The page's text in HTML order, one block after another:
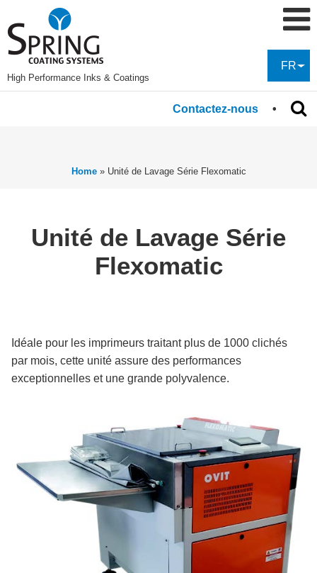
High Performance Inks & Coatings
FR
Contactez-nous
Home» Unité de Lavage Série Flexomatic
Unité de Lavage Série
Flexomatic
Idéale pour les imprimeurs traitant plus de 1000 clichés
par mois, cette unité assure des performances
exceptionnelles et une grande polyvalence.